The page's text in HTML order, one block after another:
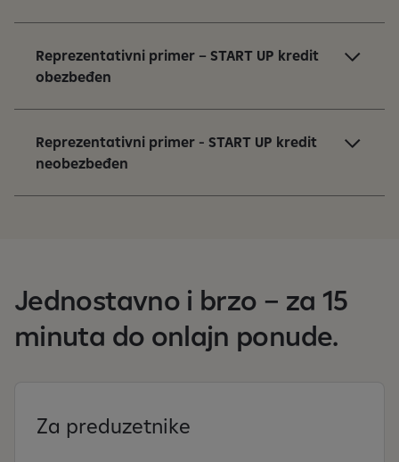
Reprezentativni primer – START UP kredit
obezbeđen
Reprezentativni primer - START UP kredit
neobezbeđen
Jednostavno i brzo – za 15
minuta do onlajn ponude.
Za preduzetnike